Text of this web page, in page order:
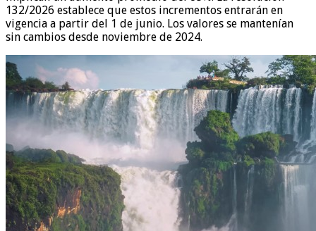
132/2026 establece que estos incrementos entrarán en
vigencia a partir del 1 de junio. Los valores se mantenían
sin cambios desde noviembre de 2024.